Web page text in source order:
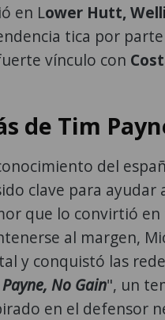
en Lower Hutt,
tica por
vínculo con
de Tim
del
clave para
que lo convirtió
al margen,
y conquistó las
No Gain", un
en el defensor